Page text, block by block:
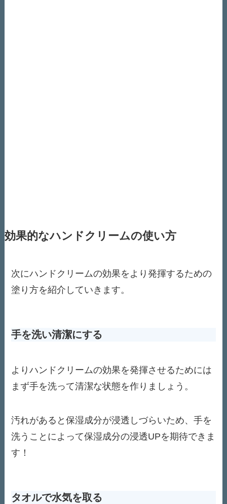
効果的なハンドクリームの使い方
次にハンドクリームの効果をより発揮するための
塗り方を紹介していきます。
手を洗い清潔にする
よりハンドクリームの効果を発揮させるためには
まず手を洗って清潔な状態を作りましょう。
汚れがあると保湿成分が浸透しづらいため、手を
洗うことによって保湿成分の浸透UPを期待できま
す！
タオルで水気を取る